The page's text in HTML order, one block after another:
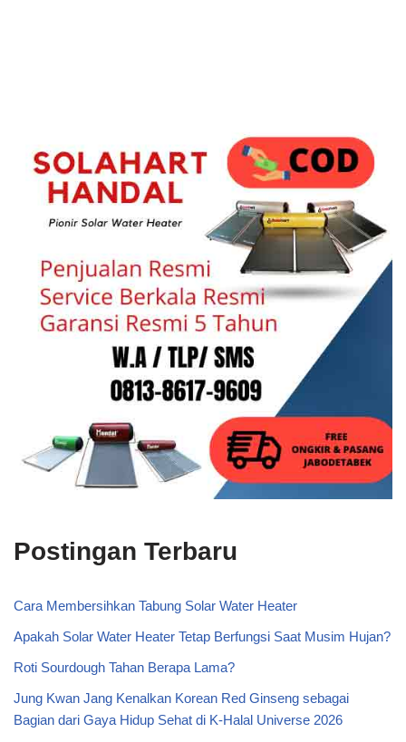
Postingan Terbaru
Cara Membersihkan Tabung Solar Water Heater
Apakah Solar Water Heater Tetap Berfungsi Saat Musim Hujan?
Roti Sourdough Tahan Berapa Lama?
Jung Kwan Jang Kenalkan Korean Red Ginseng sebagai
Bagian dari Gaya Hidup Sehat di K-Halal Universe 2026